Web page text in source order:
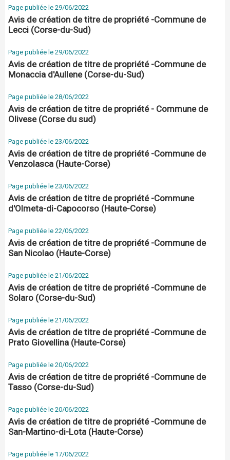
Page publiée le 29/06/2022
Avis de création de titre de propriété -Commune de
Lecci (Corse-du-Sud)
Page publiée le 29/06/2022
Avis de création de titre de propriété -Commune de
Monaccia d'Aullene (Corse-du-Sud)
Page publiée le 28/06/2022
Avis de création de titre de propriété - Commune de
Olivese (Corse du sud)
Page publiée le 23/06/2022
Avis de création de titre de propriété -Commune de
Venzolasca (Haute-Corse)
Page publiée le 23/06/2022
Avis de création de titre de propriété -Commune
d'Olmeta-di-Capocorso (Haute-Corse)
Page publiée le 22/06/2022
Avis de création de titre de propriété -Commune de
San Nicolao (Haute-Corse)
Page publiée le 21/06/2022
Avis de création de titre de propriété -Commune de
Solaro (Corse-du-Sud)
Page publiée le 21/06/2022
Avis de création de titre de propriété -Commune de
Prato Giovellina (Haute-Corse)
Page publiée le 20/06/2022
Avis de création de titre de propriété -Commune de
Tasso (Corse-du-Sud)
Page publiée le 20/06/2022
Avis de création de titre de propriété -Commune de
San-Martino-di-Lota (Haute-Corse)
Page publiée le 17/06/2022